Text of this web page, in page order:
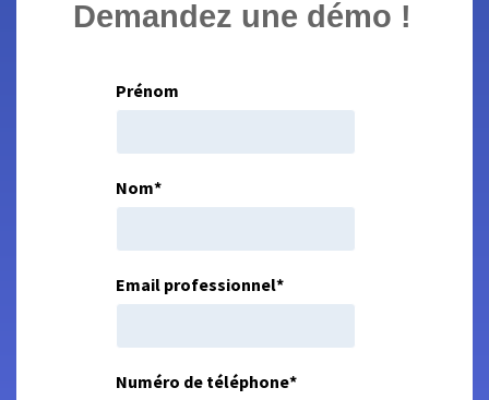
Demandez une démo !
Prénom
Nom*
Email professionnel*
Numéro de téléphone*